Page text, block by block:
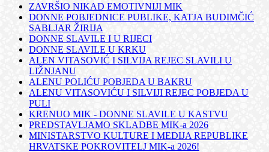
ZAVRŠIO NIKAD EMOTIVNIJI MIK
DONNE POBJEDNICE PUBLIKE, KATJA BUDIMČIĆ
SABLJAR ŽIRIJA
DONNE SLAVILE I U RIJECI
DONNE SLAVILE U KRKU
ALEN VITASOVIĆ I SILVIJA REJEC SLAVILI U
LIŽNJANU
ALENU POLIĆU POBJEDA U BAKRU
ALENU VITASOVIĆU I SILVIJI REJEC POBJEDA U
PULI
KRENUO MIK - DONNE SLAVILE U KASTVU
PREDSTAVLJAMO SKLADBE MIK-a 2026
MINISTARSTVO KULTURE I MEDIJA REPUBLIKE
HRVATSKE POKROVITELJ MIK-a 2026!